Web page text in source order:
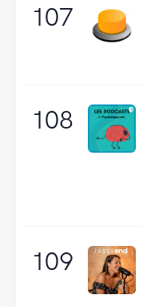
107
108
109